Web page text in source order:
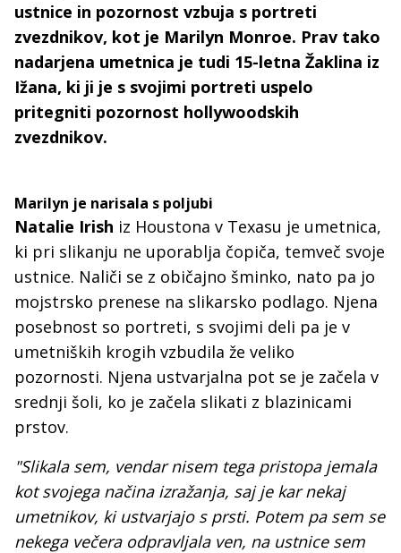
ustnice in pozornost vzbuja s portreti
zvezdnikov, kot je Marilyn Monroe. Prav tako
nadarjena umetnica je tudi 15-letna Žaklina iz
Ižana, ki ji je s svojimi portreti uspelo
pritegniti pozornost hollywoodskih
zvezdnikov.
Marilyn je narisala s poljubi
Natalie Irish iz Houstona v Texasu je umetnica,
ki pri slikanju ne uporablja čopiča, temveč svoje
ustnice. Naliči se z običajno šminko, nato pa jo
mojstrsko prenese na slikarsko podlago. Njena
posebnost so portreti, s svojimi deli pa je v
umetniških krogih vzbudila že veliko
pozornosti. Njena ustvarjalna pot se je začela v
srednji šoli, ko je začela slikati z blazinicami
prstov.
"Slikala sem, vendar nisem tega pristopa jemala
kot svojega načina izražanja, saj je kar nekaj
umetnikov, ki ustvarjajo s prsti. Potem pa sem se
nekega večera odpravljala ven, na ustnice sem